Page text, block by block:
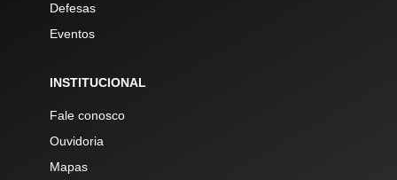
Defesas
Eventos
INSTITUCIONAL
Fale conosco
Ouvidoria
Mapas